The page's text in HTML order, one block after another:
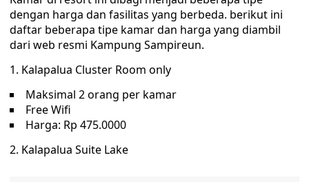
dengan harga dan fasilitas yang berbeda. berikut ini
daftar beberapa tipe kamar dan harga yang diambil
dari web resmi Kampung Sampireun.
1. Kalapalua Cluster Room only
Maksimal 2 orang per kamar
Free Wifi
Harga: Rp 475.0000
2. Kalapalua Suite Lake